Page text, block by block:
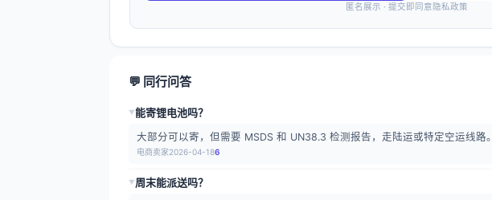
匿名展示 · 提交即同意隐私政策
💬 同行问答
▶能寄锂电池吗？
大部分可以寄，但需要 MSDS 和 UN38.3 检测报告，走陆运或特定空运线路。
电商卖家2026-04-186
▶ 周末能派送吗？